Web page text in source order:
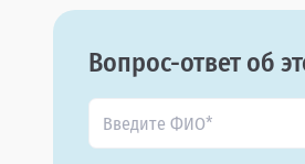
Вопрос-ответ об